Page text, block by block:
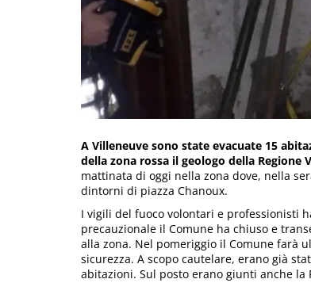
A Villeneuve sono state evacuate 15
della zona rossa il geologo della Regione
mattinata di oggi nella zona dove, nella
dintorni di piazza Chanoux.
I vigili del fuoco volontari e professionisti
precauzionale il Comune ha chiuso e
alla zona. Nel pomeriggio il Comune farà
sicurezza. A scopo cautelare, erano già
abitazioni. Sul posto erano giunti anche la